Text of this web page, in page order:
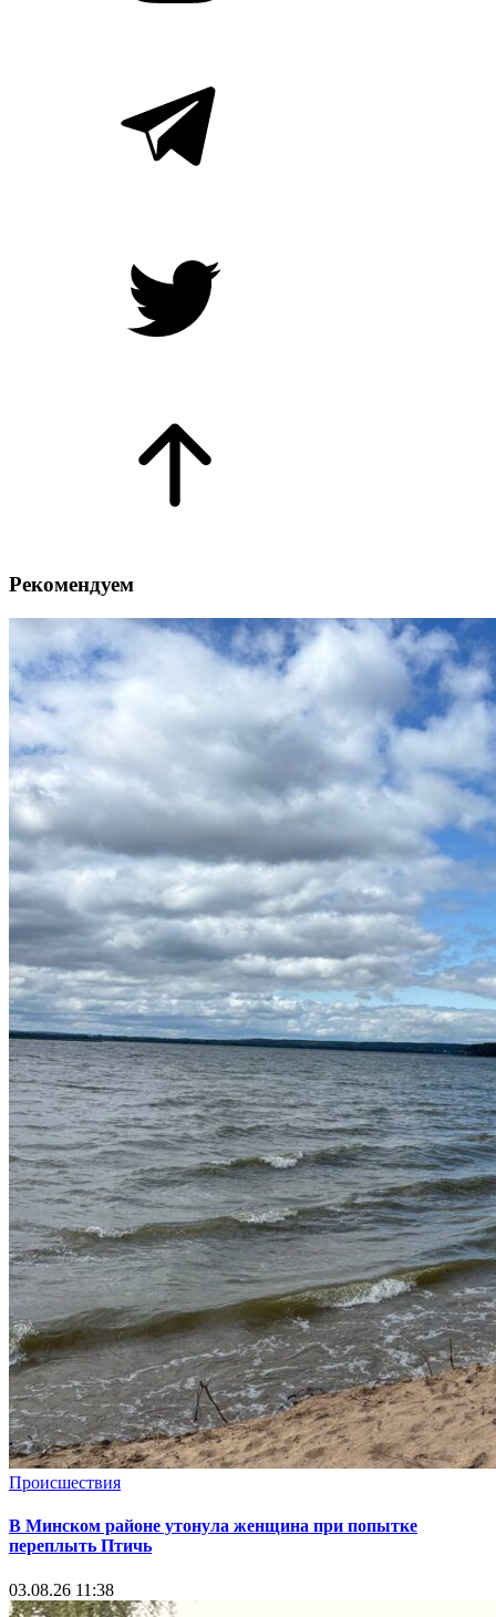
Рекомендуем
Происшествия
В Минском районе утонула женщина при попытке
переплыть Птичь
03.08.26 11:38